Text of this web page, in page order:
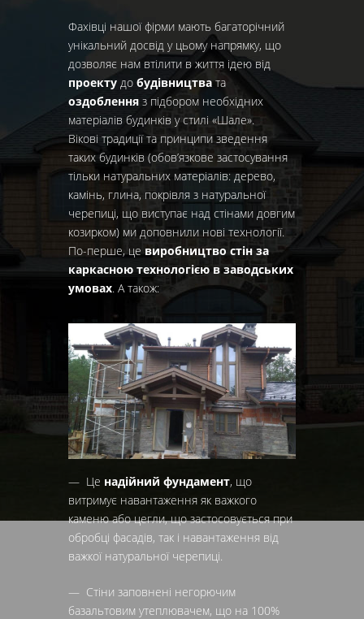
Фахівці нашої фірми мають багаторічний
унікальний досвід у цьому напрямку, що
дозволяє нам втілити в життя ідею від
проекту до будівництвата
оздоблення з підбором необхідних
матеріалів будинків у стилі «Шале».
Вікові традиції та принципи зведення
таких будинків (обов’язкове застосування
тільки натуральних матеріалів: дерево,
камінь, глина, покрівля з натуральної
черепиці, що виступає над стінами довгим
козирком) ми доповнили нові технології.
По-перше, цевиробництво стін за
каркасною технологією в заводських
умовах. А також:
— Це надійний фундамент, що
витримує навантаження як важкого
каменю або цегли, що застосовується при
обробці фасадів, так і навантаження від
важкої натуральної черепиці.
— Стіни заповнені негорючим
базальтовим утеплювачем, що на 100%